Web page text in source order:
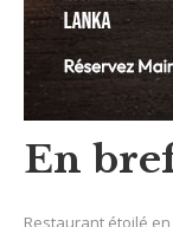
En
Restaurant étoilé en